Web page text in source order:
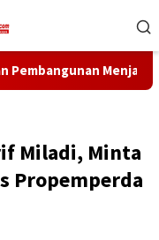
Menjangkau
Miladi, Minta
Propemperda